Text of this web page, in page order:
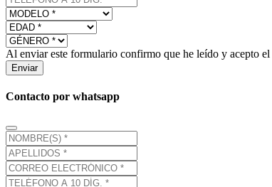
Al enviar este formulario confirmo que he leído y acepto el
Enviar
Contacto por whatsapp